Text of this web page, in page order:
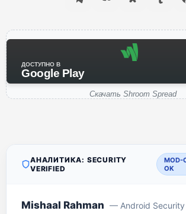
ДОСТУПНО В
Google Play
Скачать Shroom Spread
АНАЛИТИКА: SECURITY
VERIFIED
MOD-
OK
Mishaal Rahman — Android Security